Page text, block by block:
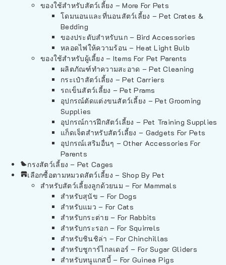
ของใช้สำหรับสัตว์เลี้ยง – More For Pets
โดมนอนและที่นอนสัตว์เลี้ยง – Pet Crates &
Bedding
ของประดับสำหรับนก – Bird Accessories
หลอดไฟให้ความร้อน – Heat Light Bulb
ของใช้สำหรับผู้เลี้ยง – Items For Pet Parents
ผลิตภัณฑ์ทำความสะอาด – Pet Cleaning
กระเป๋าสัตว์เลี้ยง – Pet Carriers
รถเข็นสัตว์เลี้ยง – Pet Prams
อุปกรณ์ตัดแต่งขนสัตว์เลี้ยง – Pet Grooming
Supplies
อุปกรณ์การฝึกสัตว์เลี้ยง – Pet Training Supplies
แก็ดเจ็ตสำหรับสัตว์เลี้ยง – Gadgets For Pets
อุปกรณ์เสริมอื่นๆ – Other Accessories For
Parents
กรงสัตว์เลี้ยง – Pet Cages
เลือกซื้อตามหมวดสัตว์เลี้ยง – Shop By Pet
สำหรับสัตว์เลี้ยงลูกด้วยนม – For Mammals
สำหรับสุนัข – For Dogs
สำหรับแมว – For Cats
สำหรับกระต่าย – For Rabbits
สำหรับกระรอก – For Squirrels
สำหรับชินชิล่า – For Chinchillas
สำหรับชูการ์ไกลเดอร์ – For Sugar Gliders
สำหรับหนูแกสบี้ – For Guinea Pigs